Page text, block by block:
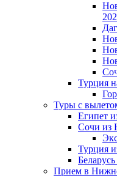
Турция
Туры с
Египет
Сочи из
Турция
Прием в